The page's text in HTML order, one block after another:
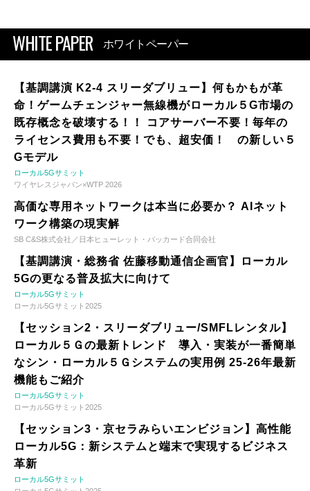
WHITE PAPER ホワイトペーパー
【基調講演 K2-4 スリーダブリュー】何もかもが革
命！ゲームチェンジャー無線機がローカル５G市場の
既存概念を破壊する！！ コアサーバー不要！毎年の
ライセンス費用も不要！でも、超安価！ の新しい５
Gモデル
ローカル5Gサミット
ワイヤレスジャパン×WTP 2026
高価な専用ネットワークは本当に必要か？ AIネット
ワーク構築の現実解
SB C&S株式会社／日本ヒューレット・パッカード合同会社
【基調講演・総務省 佐藤移動通信企画官】ローカル
5Gの更なる普及拡大に向けて
ローカル5Gサミット
ローカル5Gサミット2025
【セッション2・スリーダブリュー/SMFLレンタル】
ローカル５Ｇの最新トレンド 導入・実装が一番簡単
なシン・ローカル５Ｇシステムの実用例 25-26年最新
機能もご紹介
ローカル5Gサミット
ローカル5Gサミット2025
【セッション3・京セラみらいエンビジョン】高性能
ローカル5G：新システムと端末で実現するビジネス
革新
ローカル5Gサミット